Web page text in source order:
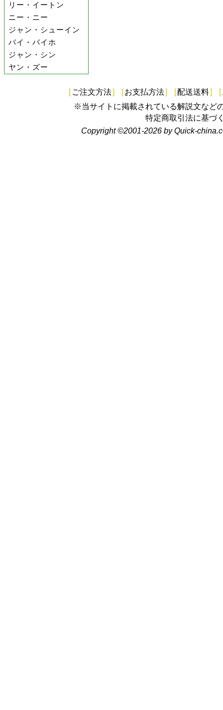
リー・イートン
ニー・ニー
ジャン・シューイン
バイ・バイホ
ジャン・シン
ヤン・ズー
[ ご注文方法] [お支払方法] [配送送料] [
※当サイトに掲載されている解説文など
特定商取引法に基づ
Copyright ©2001-2026 by Quick-